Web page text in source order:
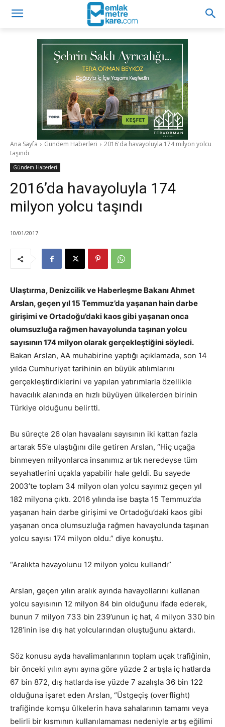
Ana Sayfa Gündem Haberleri
2016'da havayoluyla 174 milyon yolcu
taşındı
Gündem Haberleri
2016’da havayoluyla 174
milyon yolcu taşındı
10/01/2017
Ulaştırma, Denizcilik ve Haberleşme Bakanı Ahmet
Arslan, geçen yıl 15 Temmuz’da yaşanan hain darbe
girişimi ve Ortadoğu’daki kaos gibi yaşanan onca
olumsuzluğa rağmen havayolunda taşınan yolcu
sayısının 174 milyon olarak gerçekleştiğini söyledi.
Bakan Arslan, AA muhabirine yaptığı açıklamada, son 14
yılda Cumhuriyet tarihinin en büyük atılımlarını
gerçekleştirdiklerini ve yapılan yatırımlarla özellikle
havacılık alanında en hızlı büyüyen ülkelerden birinin
Türkiye olduğunu belirtti.
Bu süreçte 26 olan havaalanı sayısının iki kattan fazla
artarak 55’e ulaştığını dile getiren Arslan, “Hiç uçağa
binmeyen milyonlarca insanımız artık neredeyse tüm
seyahatlerini uçakla yapabilir hale geldi. Bu sayede
2003’te toplam 34 milyon olan yolcu sayımız geçen yıl
182 milyona çıktı. 2016 yılında ise başta 15 Temmuz’da
yaşanan hain darbe girişimi ve Ortadoğu’daki kaos gibi
yaşanan onca olumsuzluğa rağmen havayolunda taşınan
yolcu sayısı 174 milyon oldu.” diye konuştu.
“Aralıkta havayolunu 12 milyon yolcu kullandı”
Arslan, geçen yılın aralık ayında havayollarını kullanan
yolcu sayısının 12 milyon 84 bin olduğunu ifade ederek,
bunun 7 milyon 733 bin 239’unun iç hat, 4 milyon 330 bin
128’inin ise dış hat yolcularından oluştuğunu aktardı.
Söz konusu ayda havalimanlarının toplam uçak trafiğinin,
bir önceki yılın aynı ayına göre yüzde 2 artışla iç hatlarda
67 bin 872, dış hatlarda ise yüzde 7 azalışla 36 bin 122
olduğuna işaret eden Arslan, “Üstgeçiş (overflight)
trafiğinde komşu ülkelerin hava sahalarının tamamı veya
belirli bir kısmının kullanılamaması nedeniyle artış eğilimi